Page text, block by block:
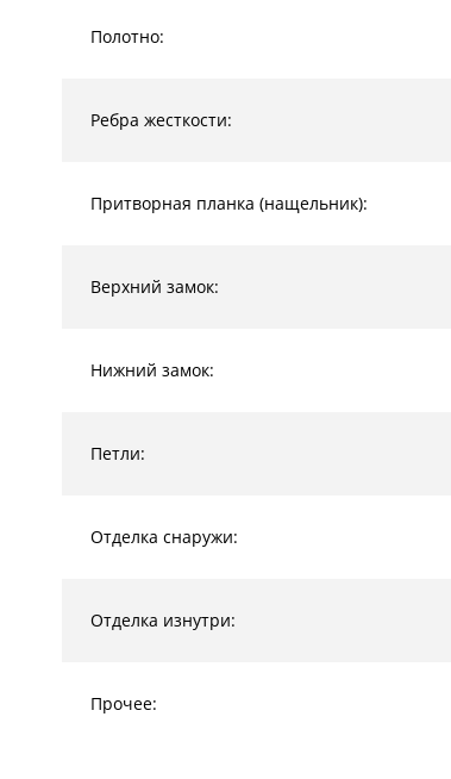
Полотно:
Ребра жесткости:
Притворная планка (нащельник):
Верхний замок:
Нижний замок:
Петли:
Отделка снаружи:
Отделка изнутри:
Прочее: